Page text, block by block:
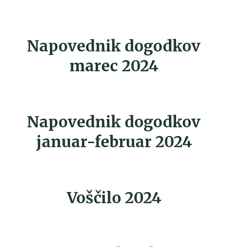
Napovednik dogodkov
marec 2024
Napovednik dogodkov
januar-februar 2024
Voščilo 2024